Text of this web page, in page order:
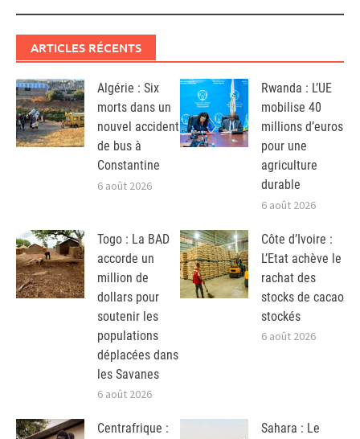
ARTICLES RÉCENTS
Algérie : Six
morts dans un
nouvel accident
de bus à
Constantine
6 août 2026
Rwanda : L’UE
mobilise 40
millions d’euros
pour une
agriculture
durable
6 août 2026
Togo : La BAD
accorde un
million de
dollars pour
soutenir les
populations
déplacées dans
les Savanes
6 août 2026
Côte d’Ivoire :
L’Etat achève le
rachat des
stocks de cacao
stockés
6 août 2026
Centrafrique :
Sahara : Le